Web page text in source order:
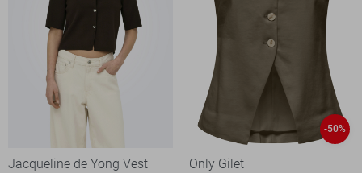
Jacqueline de Yong Vest
-50%
Only Gilet